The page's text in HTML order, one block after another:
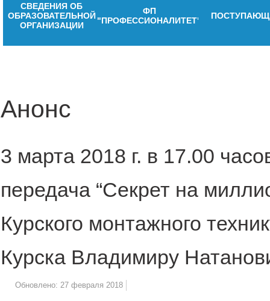
СВЕДЕНИЯ ОБ
ОБРАЗОВАТЕЛЬНОЙ
ОРГАНИЗАЦИИ
ФП
"ПРОФЕССИОНАЛИТЕТ"
Анонс
3 марта 2018 г. в 17.00
передача “Секрет на
Курского монтажного
Курска Владимиру
Обновлено: 27 февраля 2018